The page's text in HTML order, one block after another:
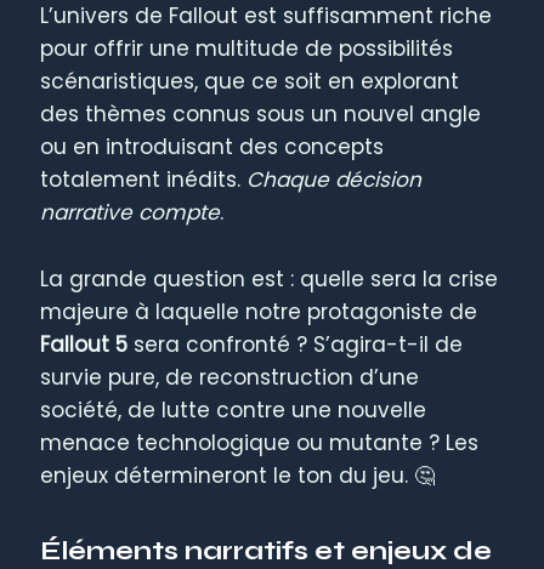
L’univers de Fallout est suffisamment riche
pour offrir une multitude de possibilités
scénaristiques, que ce soit en explorant
des thèmes connus sous un nouvel angle
ou en introduisant des concepts
totalement inédits. Chaque décision
narrative compte.
La grande question est : quelle sera la crise
majeure à laquelle notre protagoniste de
Fallout 5 sera confronté ? S’agira-t-il de
survie pure, de reconstruction d’une
société, de lutte contre une nouvelle
menace technologique ou mutante ? Les
enjeux détermineront le ton du jeu. 🤔
Éléments narratifs et enjeux de